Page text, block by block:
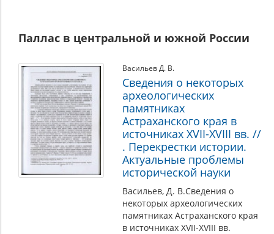
Паллас в центральной и южной России
Васильев Д. В.
Сведения о некоторых
археологических
памятниках
Астраханского края в
источниках XVII-XVIII вв. //
. Перекрестки истории.
Актуальные проблемы
исторической науки
Васильев, Д. В.Сведения о
некоторых археологических
памятниках Астраханского края
в источниках XVII-XVIII вв.